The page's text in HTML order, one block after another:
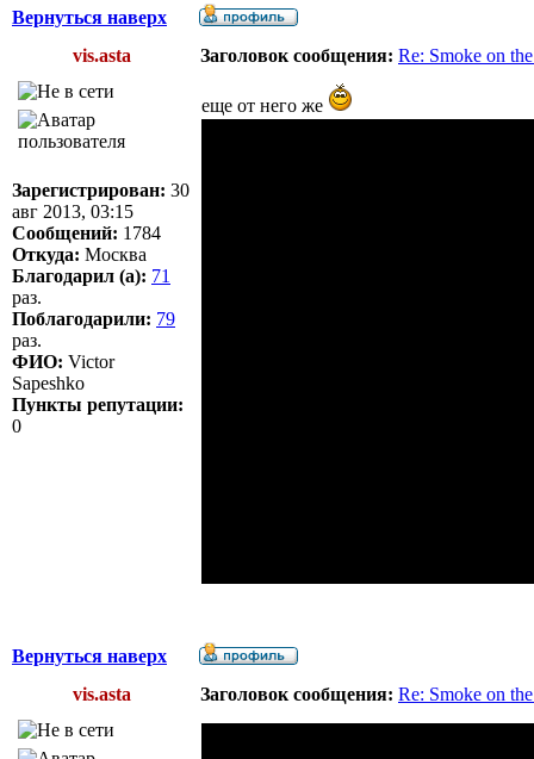
Вернуться наверх
vis.asta
Заголовок сообщения: Re: Smoke on
Зарегистрирован: 30
авг 2013, 03:15
Сообщений: 1784
Откуда: Москва
Благодарил (а): 71
раз.
Поблагодарили: 79
раз.
ФИО: Victor
Sapeshko
Пункты репутации:
0
еще от него же
Вернуться наверх
vis.asta
Заголовок сообщения: Re: Smoke on